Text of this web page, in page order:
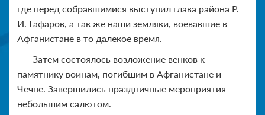
где перед собравшимися выступил глава района Р.
И. Гафаров, а так же наши земляки, воевавшие в
Афганистане в то далекое время.
Затем состоялось возложение венков к
памятнику воинам, погибшим в Афганистане и
Чечне. Завершились праздничные мероприятия
небольшим салютом.